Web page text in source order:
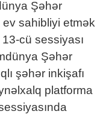
Şəhər
sahibliyi etmək
cü sessiyası
Şəhər
şəhər inkişafı
platforma